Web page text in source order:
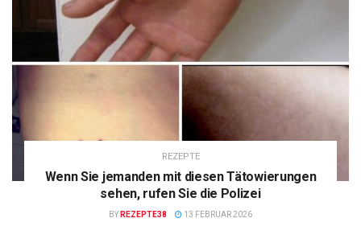
REZEPTE
Wenn Sie jemanden mit diesen Tätowierungen
sehen, rufen Sie die Polizei
BY REZEPTE38 13 FEBRUAR 2026